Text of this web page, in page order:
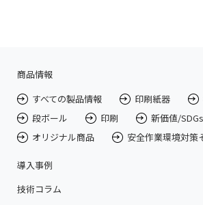
商品情報
すべての製品情報
印刷紙器
段ボール
印刷
新価値/
オリジナル商品
安全作業環境対策
導入事例
技術コラム